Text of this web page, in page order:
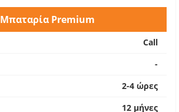
Μπαταρία Premium
Call
-
2-4 ώρες
12 μήνες